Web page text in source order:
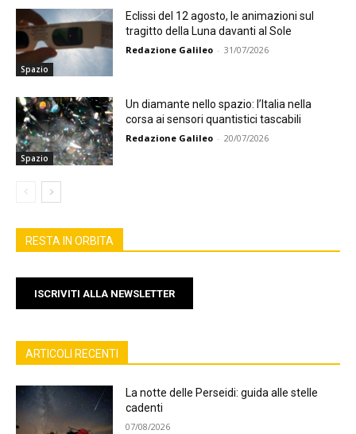
Spazio
Eclissi del 12 agosto, le animazioni sul
tragitto della Luna davanti al Sole
Redazione Galileo - 31/07/2026
Spazio
Un diamante nello spazio: l’Italia nella
corsa ai sensori quantistici tascabili
Redazione Galileo - 20/07/2026
RESTA IN ORBITA
ISCRIVITI ALLA NEWSLETTER
ARTICOLI RECENTI
La notte delle Perseidi: guida alle stelle
cadenti
07/08/2026